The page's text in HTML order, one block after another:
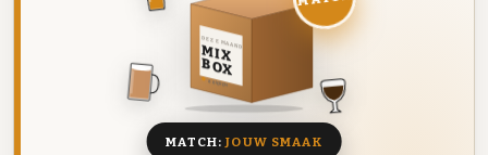
DEZE MAAND
MIX
BOX
8 BIEREN
MATCH:JOUW SMAAK